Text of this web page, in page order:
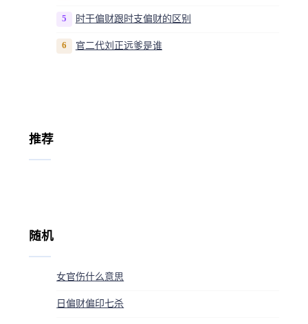
5 时干偏财跟时支偏财的区别
6 官二代刘正远爹是谁
推荐
随机
女官伤什么意思
日偏财偏印七杀